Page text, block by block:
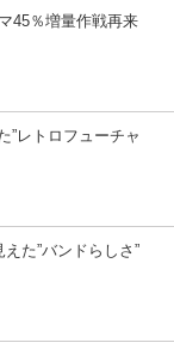
45％増量作戦再来
”レトロフューチャ
た”バンドらしさ”